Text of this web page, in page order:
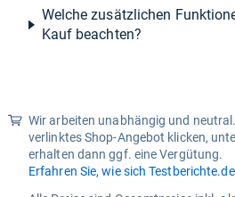
Welche zusätzlichen
Kauf beachten?
Wir arbeiten unabhängig und
verlinktes Shop-Angebot klicken,
erhalten dann ggf. eine Vergütung.
Erfahren Sie, wie sich